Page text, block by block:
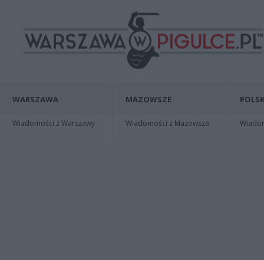
WARSZAWA
Wiadomości z Warszawy
MAZOWSZE
Wiadomości z Mazowsza